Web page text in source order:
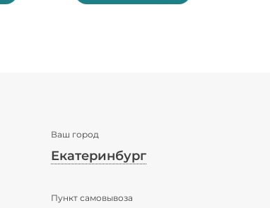
Ваш город
Екатеринбург
Екатеринбург ваш город?
Пункт самовывоза